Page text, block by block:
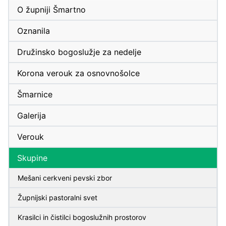
O župniji Šmartno
Oznanila
Družinsko bogoslužje za nedelje
Korona verouk za osnovnošolce
Šmarnice
Galerija
Verouk
Skupine
Mešani cerkveni pevski zbor
Župnijski pastoralni svet
Krasilci in čistilci bogoslužnih prostorov